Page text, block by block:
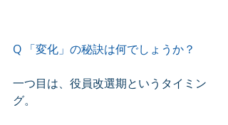
Q 「変化」の秘訣は何でしょうか？
一つ目は、役員改選期というタイミン
グ。